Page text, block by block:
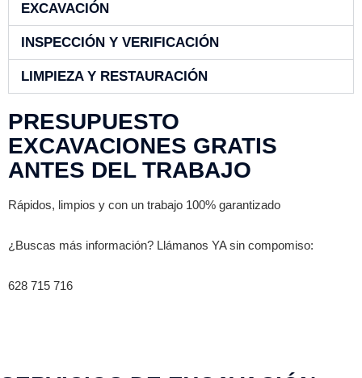
EXCAVACIÓN
INSPECCIÓN Y VERIFICACIÓN
LIMPIEZA Y RESTAURACIÓN
PRESUPUESTO
EXCAVACIONES GRATIS
ANTES DEL TRABAJO
Rápidos, limpios y con un trabajo 100% garantizado
¿Buscas más información? Llámanos YA sin compomiso:
628 715 716